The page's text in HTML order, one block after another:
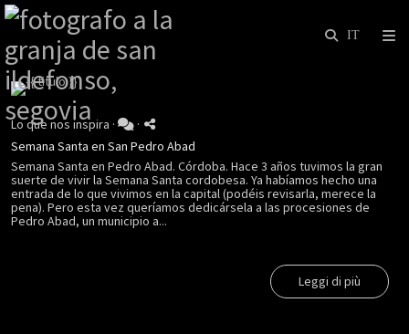
Lo que nos inspira ·
·
Semana Santa en San Pedro Abad
Semana Santa en Pedro Abad. Córdoba. Hace 3 años tuvimos la gran
suerte de vivir la Semana Santa cordobesa. Ya habíamos hecho una
entrada de lo que vivimos en la capital (podéis revisarla, merece la
pena). Pero esta vez queríamos dedicársela a las procesiones de
Pedro Abad, un municipio a...
Leggi di più